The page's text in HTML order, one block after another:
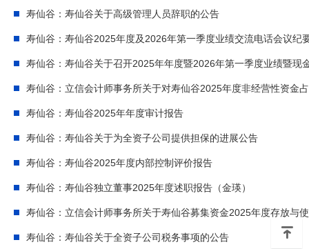
寿仙谷：寿仙谷关于高级管理人员辞职的公告
寿仙谷：寿仙谷2025年度及2026年第一季度业绩交流电话会议纪
寿仙谷：寿仙谷关于召开2025年年度暨2026年第一季度业绩暨现
寿仙谷：立信会计师事务所关于对寿仙谷2025年度非经营性资金
寿仙谷：寿仙谷2025年年度审计报告
寿仙谷：寿仙谷关于为全资子公司提供担保的进展公告
寿仙谷：寿仙谷2025年度内部控制评价报告
寿仙谷：寿仙谷独立董事2025年度述职报告（金瑛）
寿仙谷：立信会计师事务所关于寿仙谷募集资金2025年度存放与
寿仙谷：寿仙谷关于全资子公司税务事项的公告